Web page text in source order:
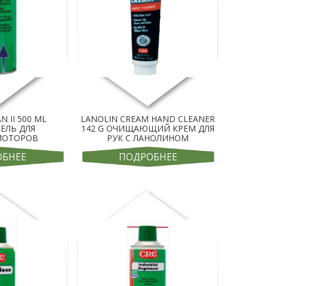
II 500 ML
ДЛЯ
LANOLIN CREAM HAND CLEANER
142 G ОЧИЩАЮЩИЙ КРЕМ ДЛЯ
РУК С ЛАНОЛИНОМ
ПОДРОБНЕЕ